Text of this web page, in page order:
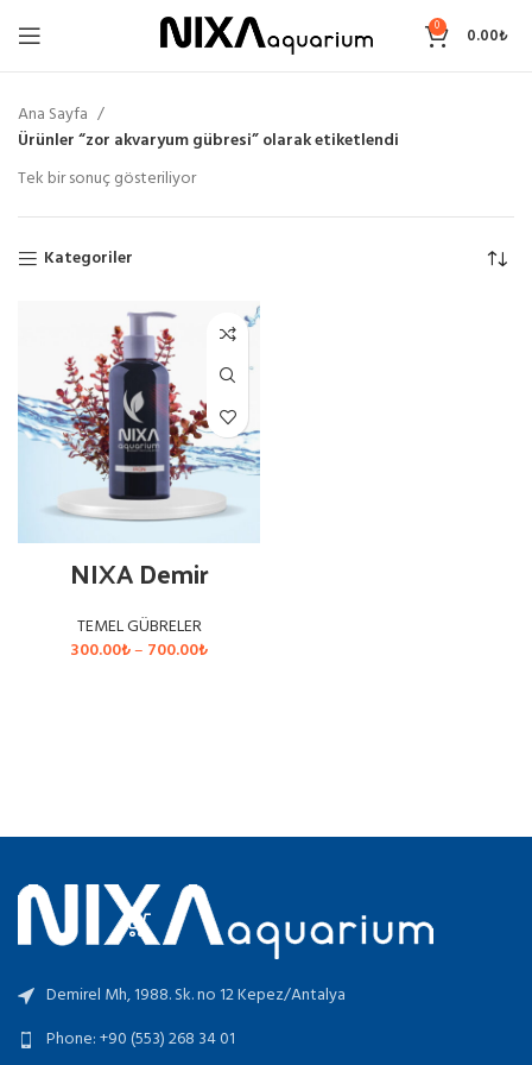
0 0.00₺
Ana Sayfa
Ürünler “zor akvaryum gübresi” olarak etiketlendi
Tek bir sonuç gösteriliyor
Kategoriler
NIXA Demir
TEMEL GÜBRELER
300.00₺– 700.00₺Fiyat
Demirel Mh, 1988. Sk. no 12 Kepez/Antalya
Phone: +90 (553) 268 34 01